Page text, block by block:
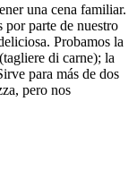
una cena familiar.
por parte de nuestro
Probamos la
di carne); la
para más de dos
pero nos